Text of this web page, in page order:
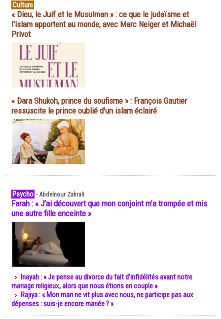
Culture
« Dieu, le Juif et le Musulman » : ce que le judaïsme et
l'islam apportent au monde, avec Marc Neiger et Michaël
Privot
« Dara Shukoh, prince du soufisme » : François Gautier
ressuscite le prince oublié d'un islam éclairé
Psycho -Abdelnour Zahrali
Farah : « J’ai découvert que mon conjoint m’a trompée et mis
une autre fille enceinte »
Inayah : « Je pense au divorce du fait d’infidélités avant notre
mariage religieux, alors que nous étions en couple »
Rajiya : « Mon mari ne vit plus avec nous, ne participe pas aux
dépenses : suis-je encore mariée ? »